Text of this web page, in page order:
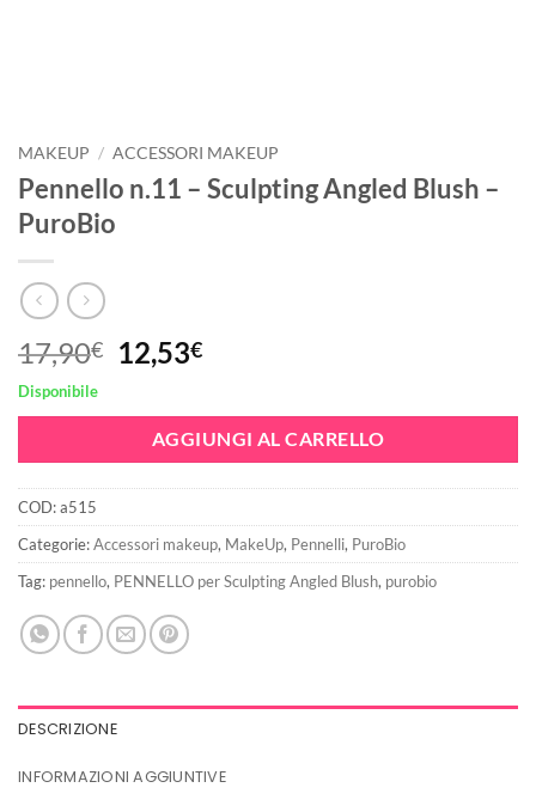
MAKEUP / ACCESSORI MAKEUP
Pennello n.11 – Sculpting Angled Blush –
PuroBio
17,90€
Il
prezzo
originale
era:
17,90€.
12,53€Il
attuale
è:
12,53€.
Disponibile
AGGIUNGI AL CARRELLO
COD:a515
Categorie:Accessori makeup, MakeUp, Pennelli, PuroBio
Tag: pennello, PENNELLO per Sculpting Angled Blush, purobio
DESCRIZIONE
INFORMAZIONI AGGIUNTIVE